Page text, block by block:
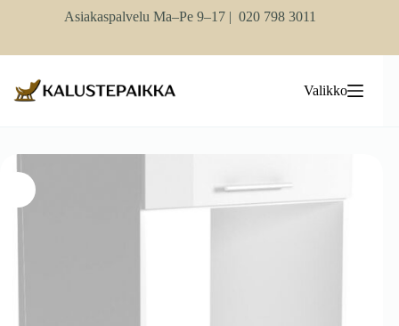
Asiakaspalvelu Ma–Pe 9–17 | 020 798 3011
Valikko